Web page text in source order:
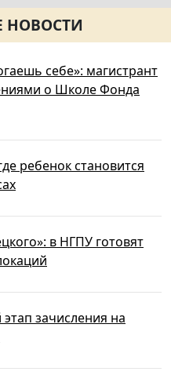
НОВОСТИ
себе»: магистрант
о Школе Фонда
ребенок становится
в НГПУ готовят
зачисления на